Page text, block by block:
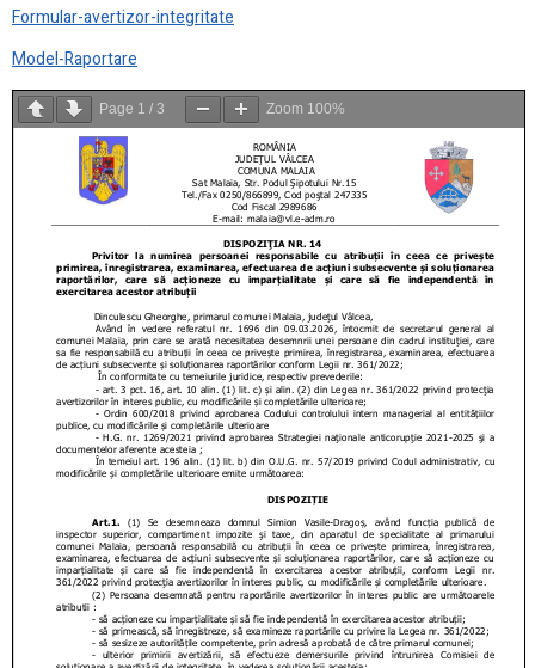
Formular-avertizor-integritate
Model-Raportare
Page 1 / 3 Zoom 100%